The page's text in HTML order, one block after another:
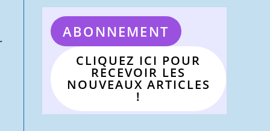
ABONNEMENT
CLIQUEZ ICI POUR
RECEVOIR LES
NOUVEAUX ARTICLES
!